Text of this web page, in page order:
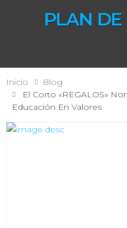
PLAN
Inicio
Blog
El Corto «REGALOS»
Educación En Valores